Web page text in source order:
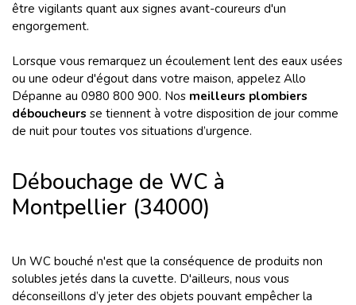
être vigilants quant aux signes avant-coureurs d'un
engorgement.
Lorsque vous remarquez un écoulement lent des eaux usées
ou une odeur d'égout dans votre maison, appelez Allo
Dépanne au 0980 800 900. Nos meilleurs plombiers
déboucheurs se tiennent à votre disposition de jour comme
de nuit pour toutes vos situations d’urgence.
Débouchage de WC à
Montpellier (34000)
Un WC bouché n'est que la conséquence de produits non
solubles jetés dans la cuvette. D'ailleurs, nous vous
déconseillons d’y jeter des objets pouvant empêcher la